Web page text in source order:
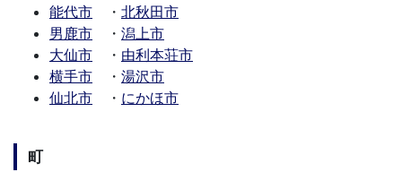
能代市 ・ 北秋田市
男鹿市 ・ 潟上市
大仙市 ・ 由利本荘市
横手市 ・ 湯沢市
仙北市 ・ にかほ市
町